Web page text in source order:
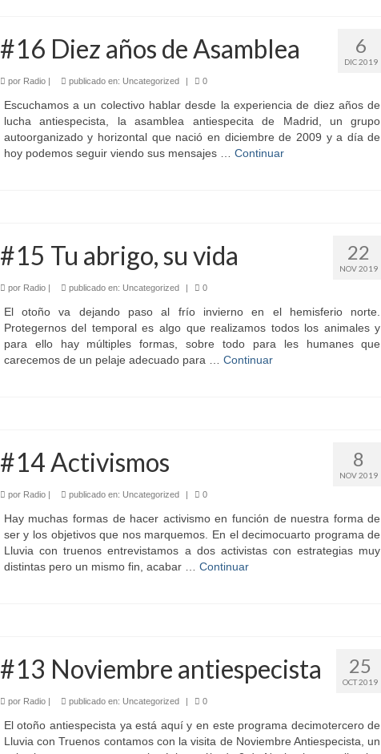
6
DIC 2019
#16 Diez años de Asamblea
por Radio| publicado en: Uncategorized | 0
Escuchamos a un colectivo hablar desde la experiencia de diez años de
lucha antiespecista, la asamblea antiespecita de Madrid, un grupo
autoorganizado y horizontal que nació en diciembre de 2009 y a día de
hoy podemos seguir viendo sus mensajes … Continuar
22
NOV 2019
#15 Tu abrigo, su vida
por Radio| publicado en: Uncategorized | 0
El otoño va dejando paso al frío invierno en el hemisferio norte.
Protegernos del temporal es algo que realizamos todos los animales y
para ello hay múltiples formas, sobre todo para les humanes que
carecemos de un pelaje adecuado para … Continuar
8
NOV 2019
#14 Activismos
por Radio| publicado en: Uncategorized | 0
Hay muchas formas de hacer activismo en función de nuestra forma de
ser y los objetivos que nos marquemos. En el decimocuarto programa de
Lluvia con truenos entrevistamos a dos activistas con estrategias muy
distintas pero un mismo fin, acabar … Continuar
25
OCT 2019
#13 Noviembre antiespecista
por Radio| publicado en: Uncategorized | 0
El otoño antiespecista ya está aquí y en este programa decimotercero de
Lluvia con Truenos contamos con la visita de Noviembre Antiespecista, un